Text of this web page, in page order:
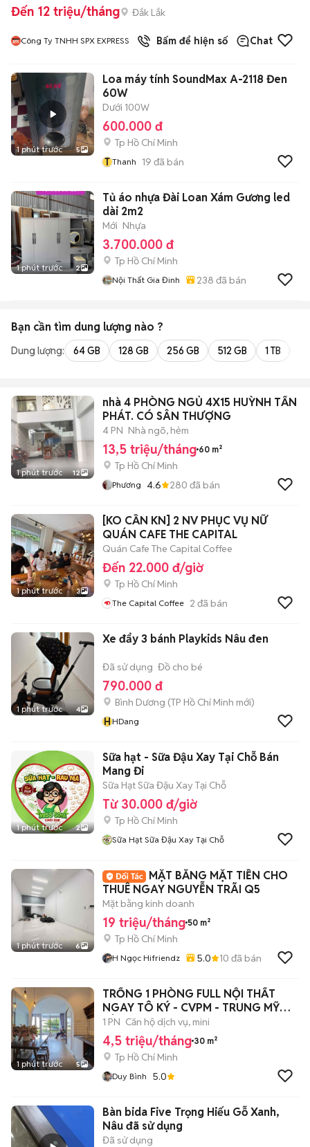
Đến 12 triệu/tháng Đắk Lắk
Công Ty TNHH SPX EXPRESS Bấm để hiện số Chat
1 phút trước 5
Loa máy tính SoundMax A-2118 Đen
60W
Dưới 100W
600.000 đ
Tp Hồ Chí Minh
T Thanh 19 đã bán
1 phút trước 2
Tủ áo nhựa Đài Loan Xám Gương led
dài 2m2
Mới Nhựa
3.700.000 đ
Tp Hồ Chí Minh
Nội Thất Gia Đinh 238 đã bán
Bạn cần tìm dung lượng nào ?
Dung lượng: 64 GB 128 GB 256 GB 512 GB 1 TB
1 phút trước 12
nhà 4 PHÒNG NGỦ 4X15 HUỲNH TẤN
PHÁT. CÓ SÂN THƯỢNG
4 PN Nhà ngõ, hẻm
13,5 triệu/tháng 60 m²
Tp Hồ Chí Minh
Phương 4.6 280 đã bán
1 phút trước 3
[KO CẦN KN] 2 NV PHỤC VỤ NỮ
QUÁN CAFE THE CAPITAL
Quán Cafe The Capital Coffee
Đến 22.000 đ/giờ
Tp Hồ Chí Minh
The Capital Coffee 2 đã bán
1 phút trước 4
Xe đẩy 3 bánh Playkids Nâu đen
Đã sử dụng Đồ cho bé
790.000 đ
Bình Dương (TP Hồ Chí Minh mới)
HHDang
1 phút trước 2
Sữa hạt - Sữa Đậu Xay Tại Chỗ Bán
Mang Đi
Sữa Hạt Sữa Đậu Xay Tại Chỗ
Từ 30.000 đ/giờ
Tp Hồ Chí Minh
Sữa Hạt Sữa Đậu Xay Tại Chỗ
1 phút trước 6
MẶT BẰNG MẶT TIỀN CHO
THUÊ NGAY NGUYỄN TRÃI Q5
Mặt bằng kinh doanh
19 triệu/tháng 50 m²
Tp Hồ Chí Minh
H Ngọc Hifriendz 5.0 10 đã bán
1 phút trước 5
TRỐNG 1 PHÒNG FULL NỘI THẤT
NGAY TÔ KÝ - CVPM - TRUNG MỸ
TÂY
1 PN Căn hộ dịch vụ, mini
4,5 triệu/tháng 30 m²
Tp Hồ Chí Minh
Duy Bình 5.0
Bàn bida Five Trọng Hiếu Gỗ Xanh,
Nâu đã sử dụng
Đã sử dụng